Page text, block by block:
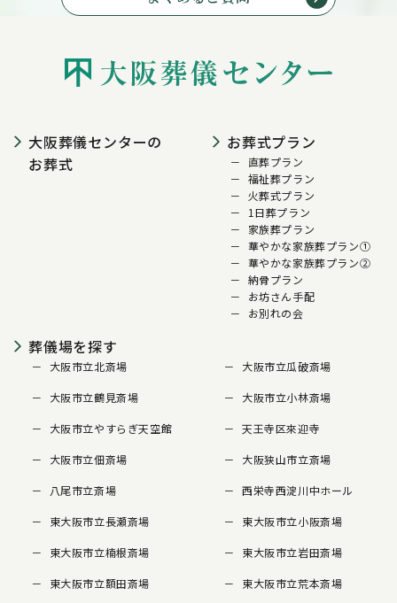
大阪葬儀センターの
お葬式
お葬式プラン
直葬プラン
福祉葬プラン
火葬式プラン
1日葬プラン
家族葬プラン
華やかな家族葬プラン①
華やかな家族葬プラン②
納骨プラン
お坊さん手配
お別れの会
葬儀場を探す
大阪市立北斎場 大阪市立瓜破斎場
大阪市立鶴見斎場 大阪市立小林斎場
大阪市立やすらぎ天空館 天王寺区來迎寺
大阪市立佃斎場 大阪狭山市立斎場
八尾市立斎場 西栄寺西淀川中ホール
東大阪市立長瀬斎場 東大阪市立小阪斎場
東大阪市立楠根斎場 東大阪市立岩田斎場
東大阪市立額田斎場 東大阪市立荒本斎場